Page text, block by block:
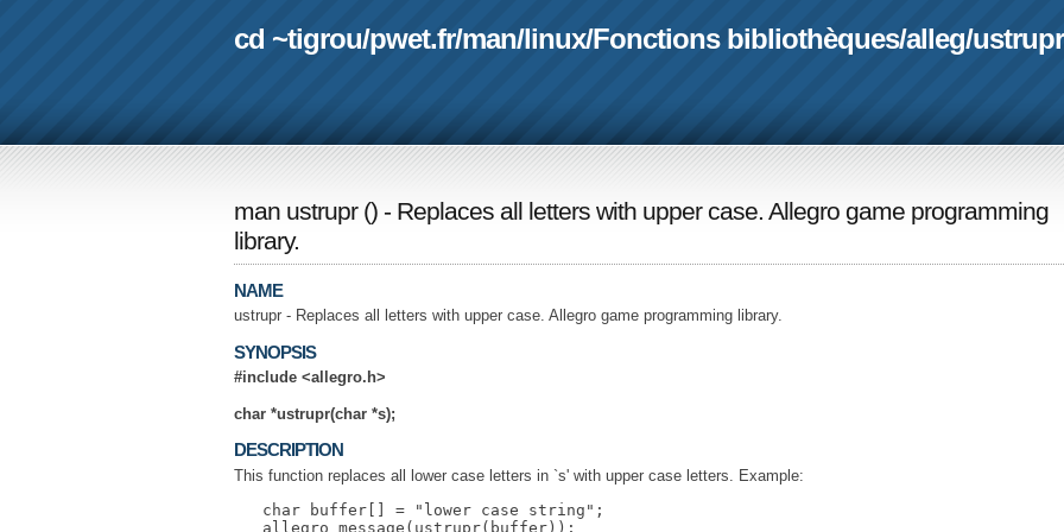
cd ~tigrou/pwet.fr/man/linux/Fonctions bibliothèques/alleg/ustrupr
man ustrupr() - Replaces all letters with upper case. Allegro game programming
library.
NAME
ustrupr - Replaces all letters with upper case. Allegro game programming library.
SYNOPSIS
#include <allegro.h>
char *ustrupr(char *s);
DESCRIPTION
This function replaces all lower case letters in `s' with upper case letters. Example:
   char buffer[] = "lower case string";